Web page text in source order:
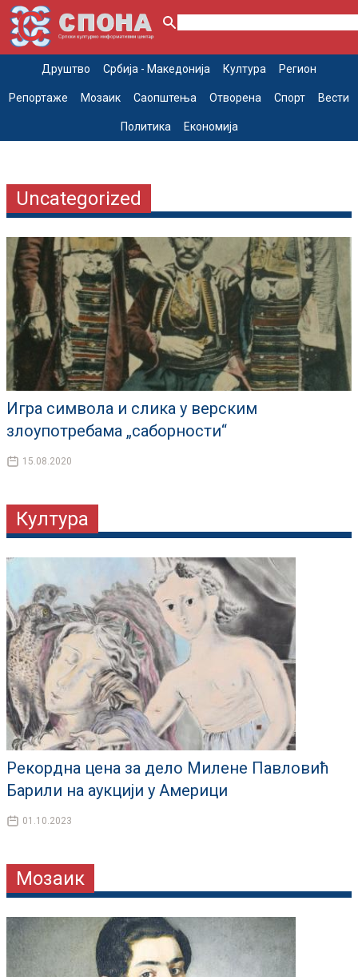
Друштво Србија - Македонија Култура Регион
Репортаже Мозаик Саопштења Отворена Спорт Вести
Политика Економија
Uncategorized
Игра символа и слика у верским
злоупотребама „саборности“
15.08.2020
Култура
Рекордна цена за дело Милене Павловић
Барили на аукцији у Америци
01.10.2023
Мозаик